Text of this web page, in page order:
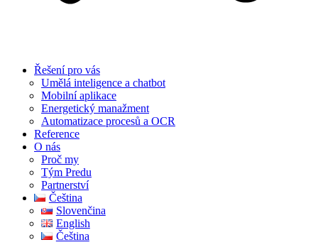
Řešení pro vás
Umělá inteligence a chatbot
Mobilní aplikace
Energetický manažment
Automatizace procesů a OCR
Reference
O nás
Proč my
Tým Predu
Partnerství
Čeština
Slovenčina
English
Čeština